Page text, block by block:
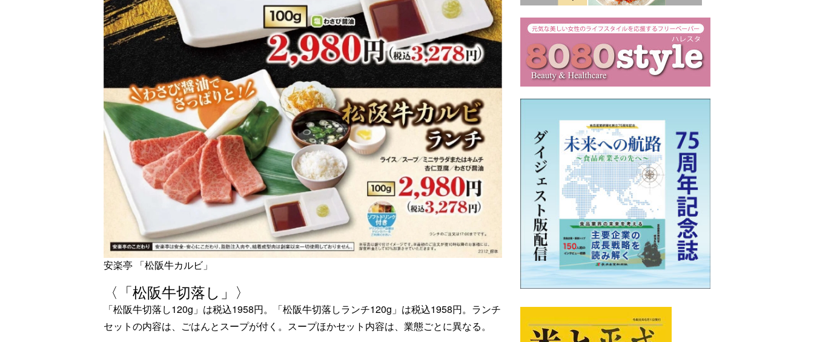
安楽亭 「松阪牛カルビ」
〈「松阪牛切落し」〉
「松阪牛切落し120g」は税込1958円。「松阪牛切落しランチ120g」は税込1958円。ランチ
セットの内容は、ごはんとスープが付く。スープほかセット内容は、業態ごとに異なる。